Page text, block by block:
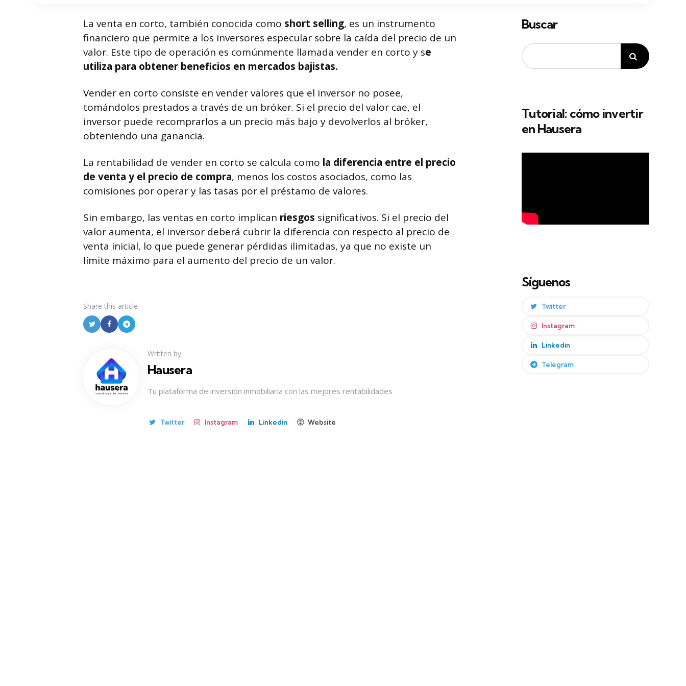
La venta en corto, también conocida como short selling, es un instrumento
financiero que permite a los inversores especular sobre la caída del precio de un
valor. Este tipo de operación es comúnmente llamada vender en corto y se
utiliza para obtener beneficios en mercados bajistas.
Vender en corto consiste en vender valores que el inversor no posee,
tomándolos prestados a través de un bróker. Si el precio del valor cae, el
inversor puede recomprarlos a un precio más bajo y devolverlos al bróker,
obteniendo una ganancia.
La rentabilidad de vender en corto se calcula como la diferencia entre el precio
de venta y el precio de compra, menos los costos asociados, como las
comisiones por operar y las tasas por el préstamo de valores.
Sin embargo, las ventas en corto implican riesgos significativos. Si el precio del
valor aumenta, el inversor deberá cubrir la diferencia con respecto al precio de
venta inicial, lo que puede generar pérdidas ilimitadas, ya que no existe un
límite máximo para el aumento del precio de un valor.
Share this article
Written by
Hausera
Tu plataforma de inversión inmobiliaria con las mejores rentabilidades
Twitter Instagram Linkedin Website
Buscar
Tutorial: cómo invertir
en Hausera
Síguenos
Twitter
Instagram
Linkedin
Telegram